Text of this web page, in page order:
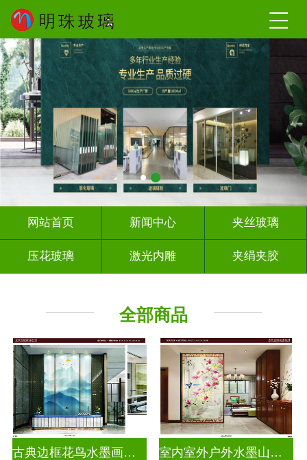
网站首页 新闻中心 夹丝玻璃
压花玻璃 激光内雕 夹绢夹胶
全部商品
古典边框花鸟水墨画玻璃 室内室外户外水墨山水画玻璃